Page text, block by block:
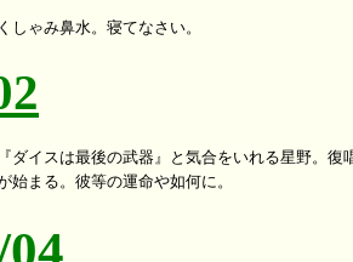
ダイスは最後の武器』と気合をいれる星野。復